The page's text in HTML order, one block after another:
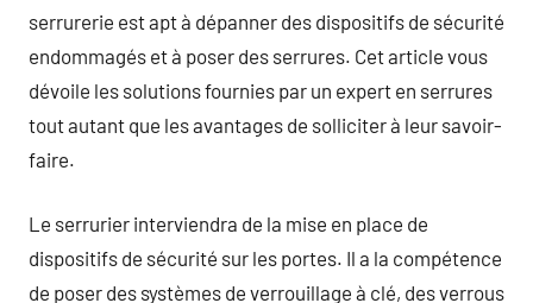
serrurerie est apt à dépanner des dispositifs de sécurité
endommagés et à poser des serrures. Cet article vous
dévoile les solutions fournies par un expert en serrures
tout autant que les avantages de solliciter à leur savoir-
faire.
Le serrurier interviendra de la mise en place de
dispositifs de sécurité sur les portes. Il a la compétence
de poser des systèmes de verrouillage à clé, des verrous